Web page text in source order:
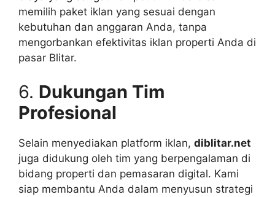
memilih paket iklan yang sesuai dengan
kebutuhan dan anggaran Anda, tanpa
mengorbankan efektivitas iklan properti Anda di
pasar Blitar.
6. Dukungan Tim
Profesional
Selain menyediakan platform iklan, diblitar.net
juga didukung oleh tim yang berpengalaman di
bidang properti dan pemasaran digital. Kami
siap membantu Anda dalam menyusun strategi